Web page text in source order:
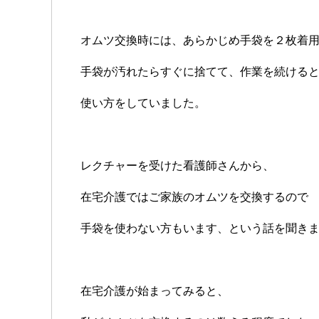
オムツ交換時には、あらかじめ手袋を２枚着
手袋が汚れたらすぐに捨てて、作業を続ける
使い方をしていました。
レクチャーを受けた看護師さんから、
在宅介護ではご家族のオムツを交換するので
手袋を使わない方もいます、という話を聞きま
在宅介護が始まってみると、